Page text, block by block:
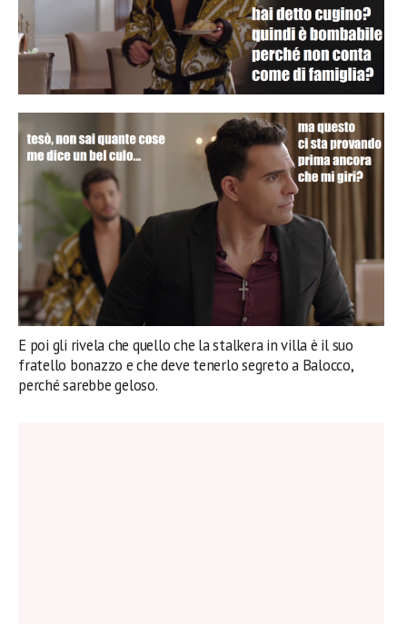
E poi gli rivela che quello che la stalkera in villa è il suo
fratello bonazzo e che deve tenerlo segreto a Balocco,
perché sarebbe geloso.